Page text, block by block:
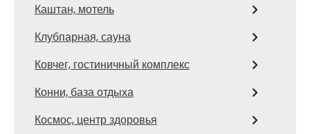
Каштан, мотель
Клубпарная, сауна
Ковчег, гостиничный комплекс
Конни, база отдыха
Космос, центр здоровья